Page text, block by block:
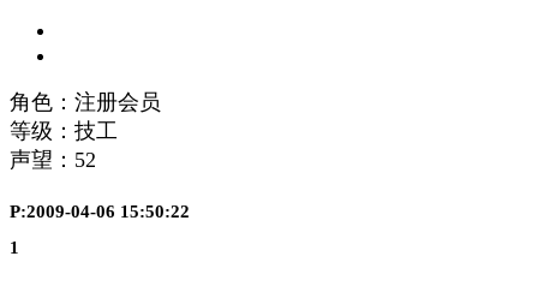
角色：注册会员
等级：技工
声望： 52
P:2009-04-06 15:50:22
1